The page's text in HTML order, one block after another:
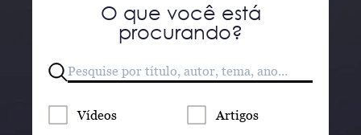
O que você está
procurando?
Vídeos Artigos